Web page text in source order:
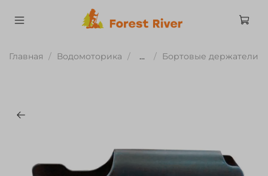
Главная Водомоторика ... Бортовые держатели